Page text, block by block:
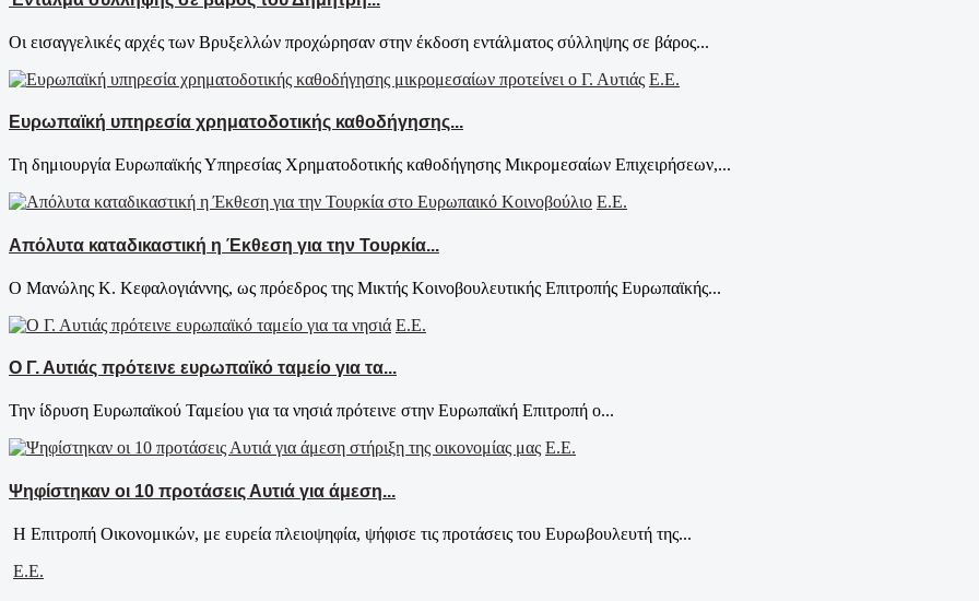
Οι εισαγγελικές αρχές των Βρυξελλών προχώρησαν στην έκδοση εντάλματος σύλληψης σε βάρος...
Ε.Ε.
Ευρωπαϊκή υπηρεσία χρηματοδοτικής καθοδήγησης...
Τη δημιουργία Ευρωπαϊκής Υπηρεσίας Χρηματοδοτικής καθοδήγησης Μικρομεσαίων Επιχειρήσεων,...
Ε.Ε.
Απόλυτα καταδικαστική η Έκθεση για την Τουρκία...
Ο Μανώλης Κ. Κεφαλογιάννης, ως πρόεδρος της Μικτής Κοινοβουλευτικής Επιτροπής Ευρωπαϊκής...
Ε.Ε.
Ο Γ. Αυτιάς πρότεινε ευρωπαϊκό ταμείο για τα...
Την ίδρυση Ευρωπαϊκού Ταμείου για τα νησιά πρότεινε στην Ευρωπαϊκή Επιτροπή ο...
Ε.Ε.
Ψηφίστηκαν οι 10 προτάσεις Αυτιά για άμεση...
Η Επιτροπή Οικονομικών, με ευρεία πλειοψηφία, ψήφισε τις προτάσεις του Ευρωβουλευτή της...
Ε.Ε.